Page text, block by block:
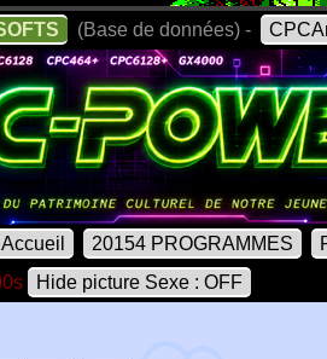
(Base de données) -
Accueil 20154 PROGRAMMES
Hide picture Sexe : OFF